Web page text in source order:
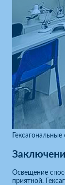
Освещение
приятной.